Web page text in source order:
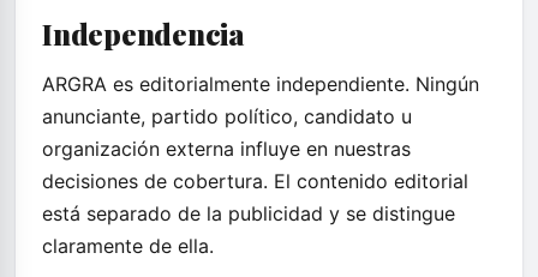
Independencia
ARGRA es editorialmente independiente. Ningún
anunciante, partido político, candidato u
organización externa influye en nuestras
decisiones de cobertura. El contenido editorial
está separado de la publicidad y se distingue
claramente de ella.